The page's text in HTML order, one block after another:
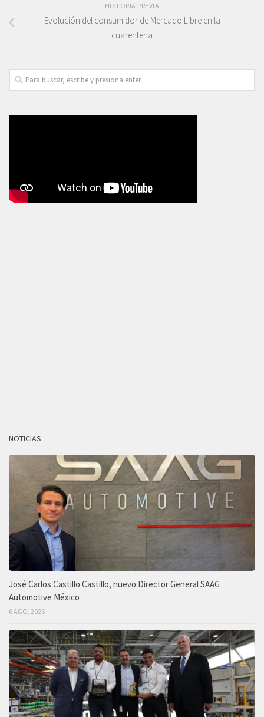
HISTORIA PREVIA
Evolución del consumidor de Mercado Libre en la
cuarentena
NOTICIAS
José Carlos Castillo Castillo, nuevo Director General SAAG
Automotive México
6 AGO, 2026